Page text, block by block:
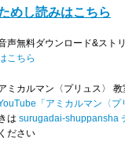
めし読みはこちら
声無料ダウンロード&スト
こちら
ミカルマン〈プリュス〉
「アミカルマン〈
きは surugadai-shuppansha
ください